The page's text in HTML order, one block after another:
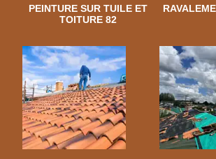
PEINTURE SUR TUILE ET
TOITURE 82